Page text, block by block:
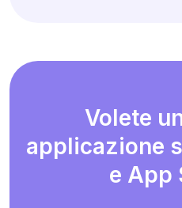
Volete
applicazione
e App